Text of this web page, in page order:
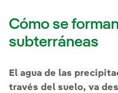
Cómo se
subterráneas
El agua de las
través del suelo, va